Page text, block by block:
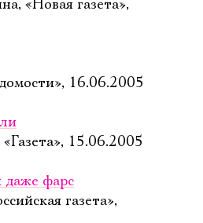
«Новая газета»,
16.06.2005
15.06.2005
даже фарс
газета»,